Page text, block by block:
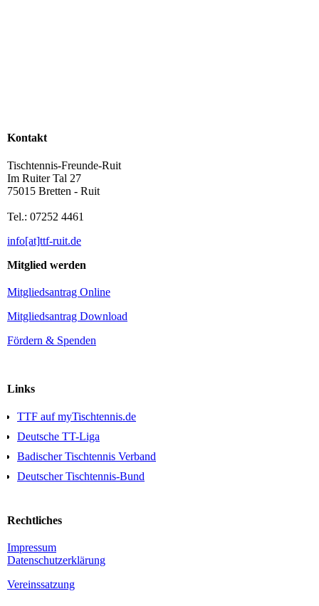
Kontakt
Tischtennis-Freunde-Ruit
Im Ruiter Tal 27
75015 Bretten - Ruit
Tel.: 07252 4461
info[at]ttf-ruit.de
Mitglied werden
Mitgliedsantrag Online
Mitgliedsantrag Download
Fördern & Spenden
Links
TTF auf myTischtennis.de
Deutsche TT-Liga
Badischer Tischtennis Verband
Deutscher Tischtennis-Bund
Rechtliches
Impressum
Daten­schutz­erklärung
Vereinssatzung